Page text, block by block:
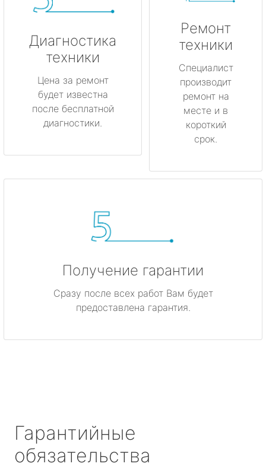
Диагностика
техники
Цена за ремонт
будет известна
после бесплатной
диагностики.
Ремонт
техники
Специалист
производит
ремонт на
месте и в
короткий
срок.
Получение гарантии
Сразу после всех работ Вам будет
предоставлена гарантия.
Гарантийные
обязательства